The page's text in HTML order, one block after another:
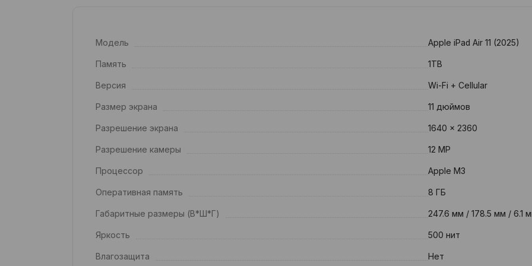
Модель Apple iPad Air 11 (2025)
Память 1TB
Версия Wi-Fi + Cellular
Размер экрана 11 дюймов
Разрешение экрана 1640 x 2360
Разрешение камеры 12 MP
Процессор Apple M3
Оперативная память 8 ГБ
Габаритные размеры (В*Ш*Г) 247.6 мм / 178.5 мм / 6.1
Яркость 500 нит
Влагозащита Нет